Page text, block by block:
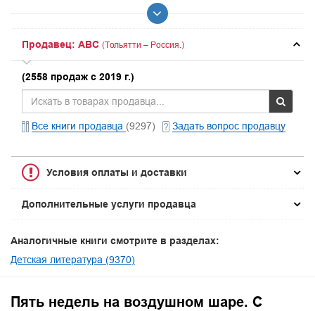
Продавец: ABC (Тольятти – Россия.)
(2558 продаж с 2019 г.)
Все книги продавца (9297) Задать вопрос продавцу
Условия оплаты и доставки
Дополнительные услуги продавца
Аналогичные книги смотрите в разделах:
Детская литература (9370)
Пять недель на воздушном шаре. С